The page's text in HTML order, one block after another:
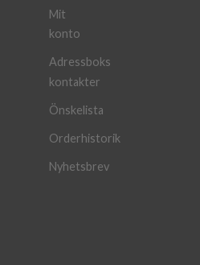
Mit
konto
Adressboks
kontakter
Önskelista
Orderhistorik
Nyhetsbrev